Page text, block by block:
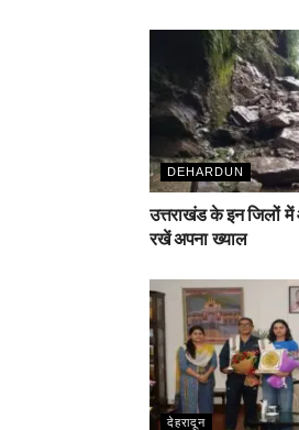
DEHARDUN
उत्तराखंड के इन जिलों में
रखें अपना ख्याल
देहरादून